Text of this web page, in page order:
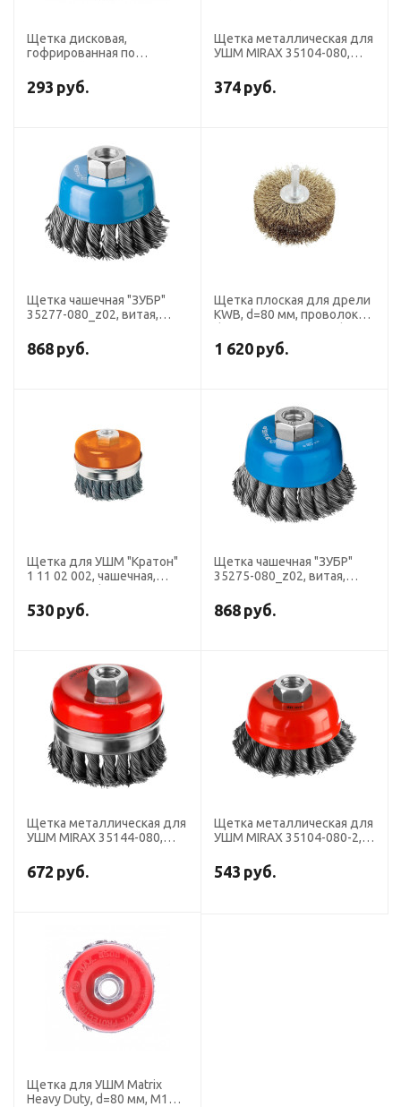
Щетка дисковая,
гофрированная по
D80х19 мм ПрофОснастка
Эксперт № 609 хв 6 мм
293 руб.
Щетка металлическая для
УШМ MIRAX 35104-080,
проволока 0.5 мм, d=80 мм
374 руб.
Щетка чашечная "ЗУБР"
35277-080_z02, витая,
0.8 мм, М14х80 мм
868 руб.
Щетка плоская для дрели
KWB, d=80 мм, проволока
мм, HSS с латунью
1 620 руб.
Щетка для УШМ "Кратон"
1 11 02 002, чашечная,
530 руб.
Щетка чашечная "ЗУБР"
35275-080_z02, витая,
0.5 мм, М14х80 мм
868 руб.
Щетка металлическая для
УШМ MIRAX 35144-080,
"чашка", 0.5 мм, d=80 мм
672 руб.
Щетка металлическая для
УШМ MIRAX 35104-080-2,
мм, d=80 мм
543 руб.
Щетка для УШМ Matrix
Heavy Duty, d=80 мм, М14,